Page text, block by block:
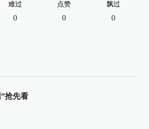
难过
0
点赞
0
飘过
0
抢先看